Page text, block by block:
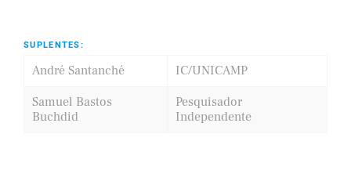
SUPLENTES:
André Santanché
IC/UNICAMP
Samuel Bastos
Buchdid
Pesquisador
Independente